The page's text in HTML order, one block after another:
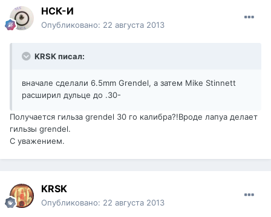
НСК-И
Опубликовано: 22 августа 2013
KRSK писал:
вначале сделали 6.5mm Grendel, а затем Mike Stinnett
расширил дульце до .30-
Получается гильза grendel 30 го калибра?!Вроде лапуа делает
гильзы grendel.
С уважением.
KRSK
Опубликовано: 22 августа 2013